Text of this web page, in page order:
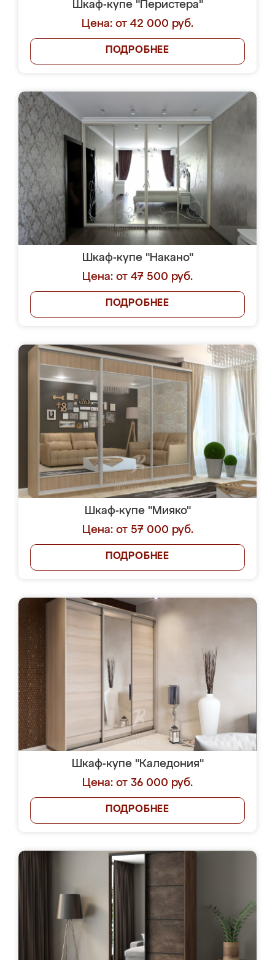
Шкаф-купе "Перистера"
Цена: от 42 000 руб.
ПОДРОБНЕЕ
Шкаф-купе "Накано"
Цена: от 47 500 руб.
ПОДРОБНЕЕ
Шкаф-купе "Мияко"
Цена: от 57 000 руб.
ПОДРОБНЕЕ
Шкаф-купе "Каледония"
Цена: от 36 000 руб.
ПОДРОБНЕЕ